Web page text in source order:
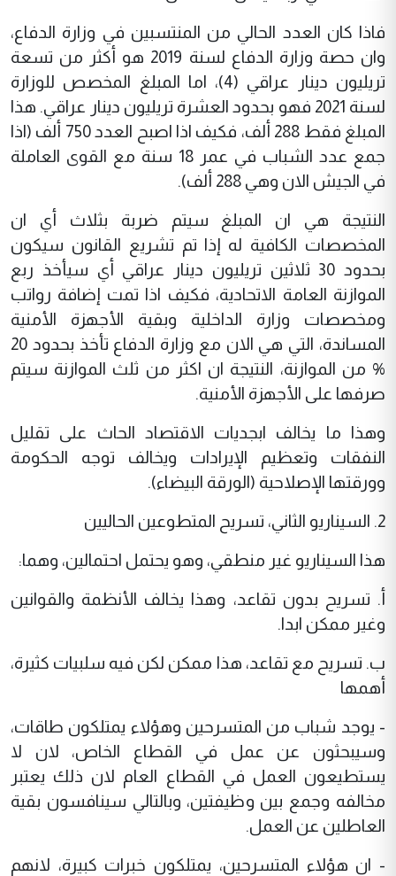
فاذا كان العدد الحالي من المنتسبين في وزارة الدفاع،
وان حصة وزارة الدفاع لسنة 2019 هو أكثر من تسعة
تريليون دينار عراقي (4)، اما المبلغ المخصص للوزارة
لسنة 2021 فهو بحدود العشرة تريليون دينار عراقي. هذا
المبلغ فقط 288 ألف، فكيف اذا اصبح العدد 750 ألف (اذا
جمع عدد الشباب في عمر 18 سنة مع القوى العاملة
في الجيش الان وهي 288 ألف).
النتيجة هي ان المبلغ سيتم ضربة بثلاث أي ان
المخصصات الكافية له إذا تم تشريع القانون سيكون
بحدود 30 ثلاثين تريليون دينار عراقي أي سيأخذ ربع
الموازنة العامة الاتحادية، فكيف اذا تمت إضافة رواتب
ومخصصات وزارة الداخلية وبقية الأجهزة الأمنية
المساندة، التي هي الان مع وزارة الدفاع تأخذ بحدود 20
% من الموازنة، النتيجة ان اكثر من ثلث الموازنة سيتم
صرفها على الأجهزة الأمنية.
وهذا ما يخالف ابجديات الاقتصاد الحاث على تقليل
النفقات وتعظيم الإيرادات ويخالف توجه الحكومة
وورقتها الإصلاحية (الورقة البيضاء).
2. السيناريو الثاني، تسريح المتطوعين الحاليين
هذا السيناريو غير منطقي، وهو يحتمل احتمالين، وهما:
أ. تسريح بدون تقاعد، وهذا يخالف الأنظمة والقوانين
وغير ممكن ابدا.
ب. تسريح مع تقاعد، هذا ممكن لكن فيه سلبيات كثيرة،
أهمها
- يوجد شباب من المتسرحين وهؤلاء يمتلكون طاقات،
وسيبحثون عن عمل في القطاع الخاص، لان لا
يستطيعون العمل في القطاع العام لان ذلك يعتبر
مخالفه وجمع بين وظيفتين، وبالتالي سينافسون بقية
العاطلين عن العمل.
- ان هؤلاء المتسرحين، يمتلكون خبرات كبيرة، لانهم